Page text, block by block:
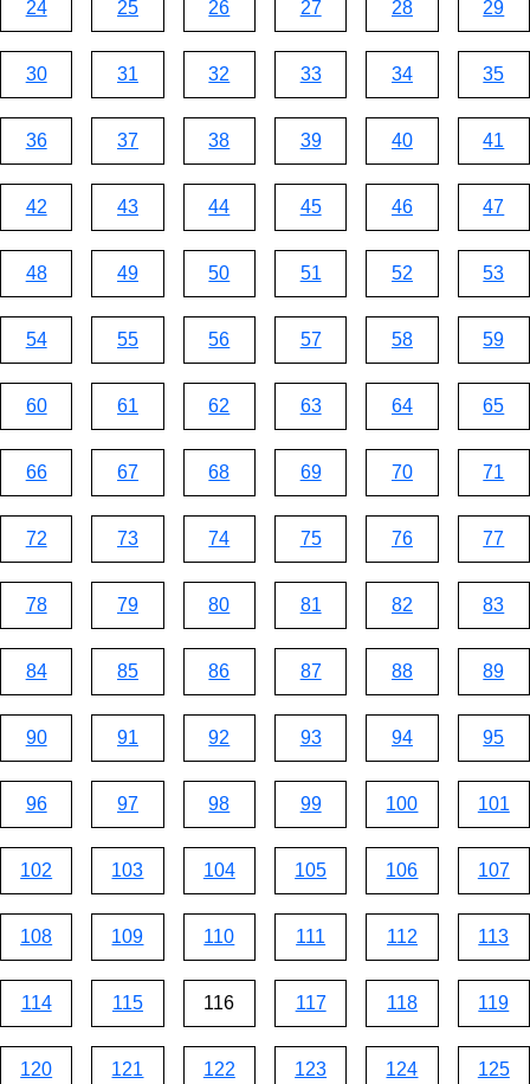
24 25 26 27 28 29
30 31 32 33 34 35
36 37 38 39 40 41
42 43 44 45 46 47
48 49 50 51 52 53
54 55 56 57 58 59
60 61 62 63 64 65
66 67 68 69 70 71
72 73 74 75 76 77
78 79 80 81 82 83
84 85 86 87 88 89
90 91 92 93 94 95
96 97 98 99 100 101
102 103 104 105 106 107
108 109 110 111 112 113
114 115 116 117 118 119
120 121 122 123 124 125